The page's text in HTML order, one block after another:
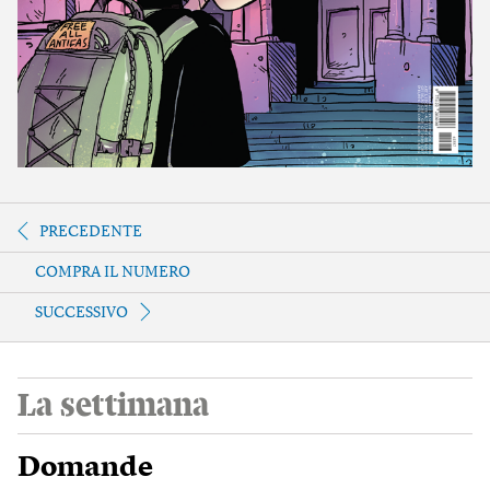
PRECEDENTE
COMPRA IL NUMERO
SUCCESSIVO
La settimana
Domande